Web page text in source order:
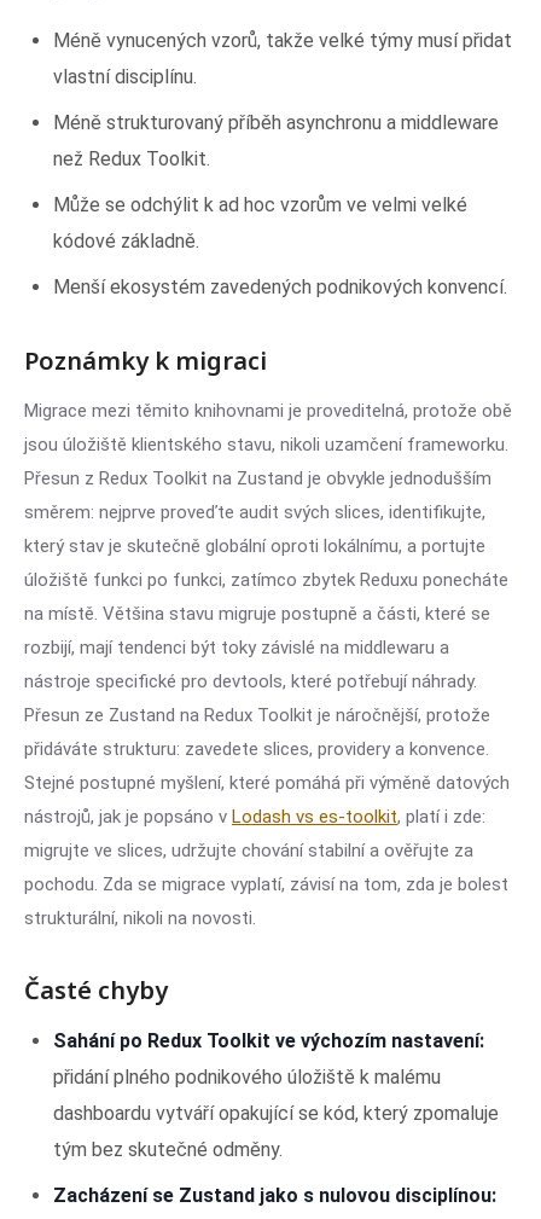
Méně vynucených vzorů, takže velké týmy musí přidat
vlastní disciplínu.
Méně strukturovaný příběh asynchronu a middleware
než Redux Toolkit.
Může se odchýlit k ad hoc vzorům ve velmi velké
kódové základně.
Menší ekosystém zavedených podnikových konvencí.
Poznámky k migraci
Migrace mezi těmito knihovnami je proveditelná, protože obě
jsou úložiště klientského stavu, nikoli uzamčení frameworku.
Přesun z Redux Toolkit na Zustand je obvykle jednodušším
směrem: nejprve proveďte audit svých slices, identifikujte,
který stav je skutečně globální oproti lokálnímu, a portujte
úložiště funkci po funkci, zatímco zbytek Reduxu ponecháte
na místě. Většina stavu migruje postupně a části, které se
rozbijí, mají tendenci být toky závislé na middlewaru a
nástroje specifické pro devtools, které potřebují náhrady.
Přesun ze Zustand na Redux Toolkit je náročnější, protože
přidáváte strukturu: zavedete slices, providery a konvence.
Stejné postupné myšlení, které pomáhá při výměně datových
nástrojů, jak je popsáno v Lodash vs es-toolkit, platí i zde:
migrujte ve slices, udržujte chování stabilní a ověřujte za
pochodu. Zda se migrace vyplatí, závisí na tom, zda je bolest
strukturální, nikoli na novosti.
Časté chyby
Sahání po Redux Toolkit ve výchozím nastavení:
přidání plného podnikového úložiště k malému
dashboardu vytváří opakující se kód, který zpomaluje
tým bez skutečné odměny.
Zacházení se Zustand jako s nulovou disciplínou: